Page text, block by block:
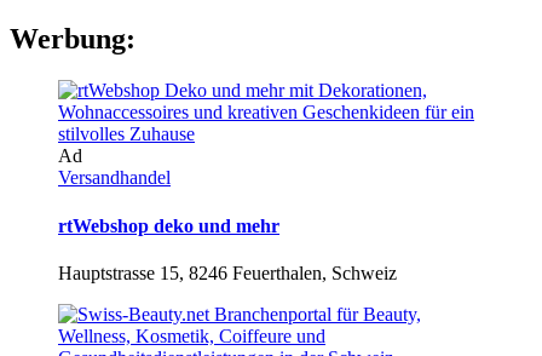
Werbung:
Ad
Versandhandel
rtWebshop deko und mehr
Hauptstrasse 15, 8246 Feuerthalen, Schweiz